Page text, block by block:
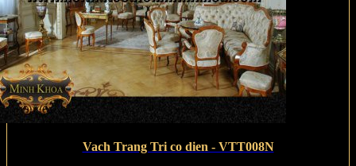
Vach Trang Tri co dien - VTT008N